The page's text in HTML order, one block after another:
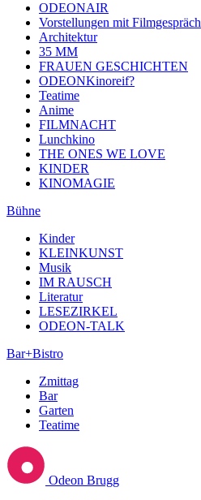
ODEONAIR
Vorstellungen mit Filmgespräch
Architektur
35 MM
FRAUEN GESCHICHTEN
ODEONKinoreif?
Teatime
Anime
FILMNACHT
Lunchkino
THE ONES WE LOVE
KINDER
KINOMAGIE
Bühne
Kinder
KLEINKUNST
Musik
IM RAUSCH
Literatur
LESEZIRKEL
ODEON-TALK
Bar+Bistro
Zmittag
Bar
Garten
Teatime
Odeon Brugg